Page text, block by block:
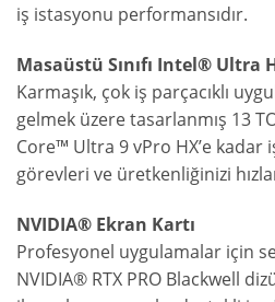
iş istasyonu performansıdır.
Masaüstü Sınıfı Intel® Ultra
Karmaşık, çok iş parçacıklı
gelmek üzeretasarlanmış 13
Core™ Ultra 9vPro HX’e kadar
görevleri ve üretkenliğinizi
NVIDIA® Ekran Kartı
Profesyonel uygulamalar için
NVIDIA® RTX PRO Blackwell